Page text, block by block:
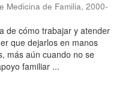
Medicina de Familia, 2000-
de cómo trabajar y atender
que dejarlos en manos
más aún cuando no se
familiar ...